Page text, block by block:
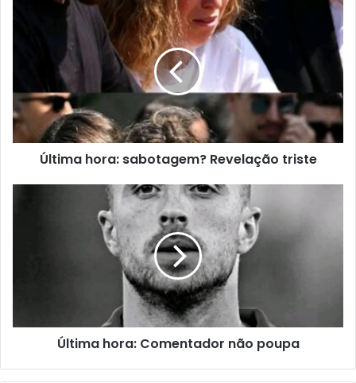
Última hora: sabotagem? Revelação triste
Última hora: Comentador não poupa